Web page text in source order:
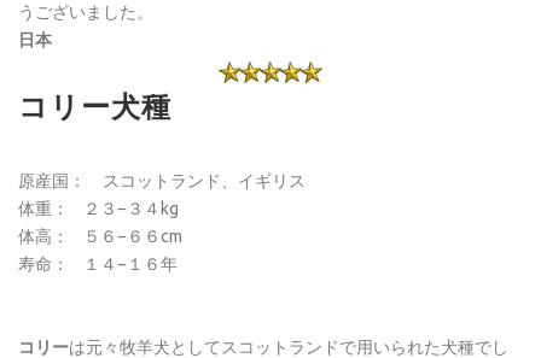
うございました。
日本
コリー犬種
原産国： スコットランド、イギリス
体重： ２３−３４kg
体高： ５６−６６cm
寿命： １４−１６年
コリーは元々牧羊犬としてスコットランドで用いられた犬種でし